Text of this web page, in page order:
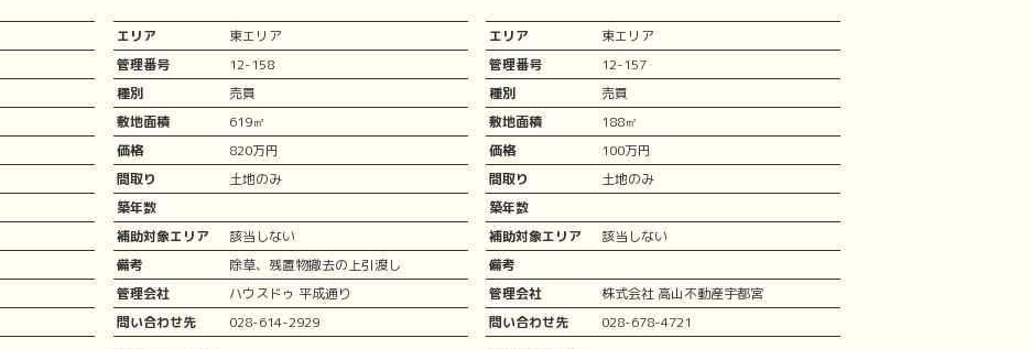
エリア
東エリア
管理番号
12-158
種別
売買
敷地面積
619㎡
価格
820万円
間取り
土地のみ
築年数
補助対象エリア
該当しない
備考
除草、残置物撤去の上引渡し
管理会社
ハウスドゥ 平成通り
問い合わせ先
028-614-2929
エリア
東エリア
管理番号
12-157
種別
売買
敷地面積
188㎡
価格
100万円
間取り
土地のみ
築年数
補助対象エリア
該当しない
備考
管理会社
株式会社 高山不動産宇都宮
問い合わせ先
028-678-4721